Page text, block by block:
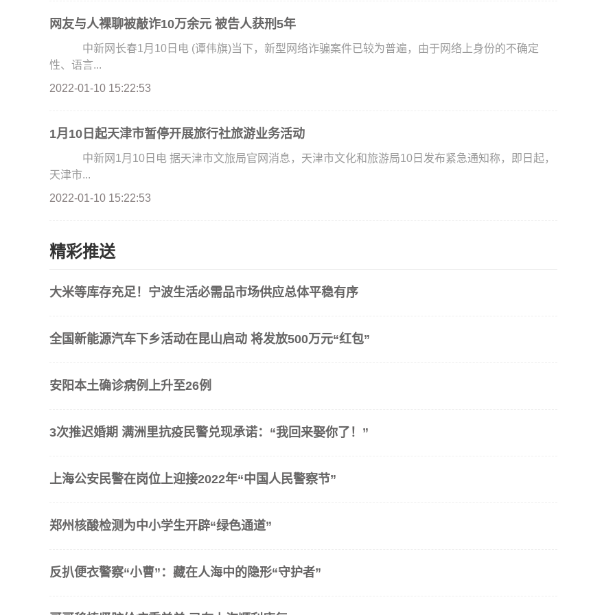
网友与人裸聊被敲诈10万余元 被告人获刑5年
中新网长春1月10日电 (谭伟旗)当下，新型网络诈骗案件已较为普遍，由于网络上身份的不确定
性、语言...
2022-01-10 15:22:53
1月10日起天津市暂停开展旅行社旅游业务活动
中新网1月10日电 据天津市文旅局官网消息，天津市文化和旅游局10日发布紧急通知称，即日起，
天津市...
2022-01-10 15:22:53
精彩推送
大米等库存充足！宁波生活必需品市场供应总体平稳有序
全国新能源汽车下乡活动在昆山启动 将发放500万元“红包”
安阳本土确诊病例上升至26例
3次推迟婚期 满洲里抗疫民警兑现承诺：“我回来娶你了！”
上海公安民警在岗位上迎接2022年“中国人民警察节”
郑州核酸检测为中小学生开辟“绿色通道”
反扒便衣警察“小曹”：藏在人海中的隐形“守护者”